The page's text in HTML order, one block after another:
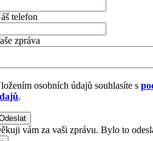
telefon
zpráva
osobních údajů souhlasíte s
.
vám za vaši zprávu. Bylo to